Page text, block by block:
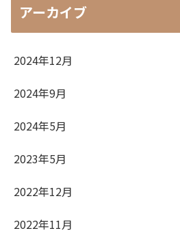
アーカイブ
2024年12月
2024年9月
2024年5月
2023年5月
2022年12月
2022年11月